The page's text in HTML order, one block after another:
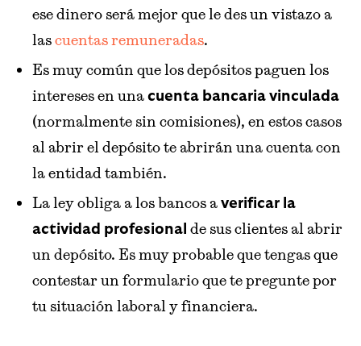
ese dinero será mejor que le des un vistazo a
lascuentas remuneradas.
Es muy común que los depósitos paguen los
intereses en una cuenta bancaria vinculada
(normalmente sin comisiones), en estos casos
al abrir el depósito te abrirán una cuenta con
la entidad también.
La ley obliga a los bancos a verificar la
actividad profesional de sus clientes al abrir
un depósito. Es muy probable que tengas que
contestar un formulario que te pregunte por
tu situación laboral y financiera.